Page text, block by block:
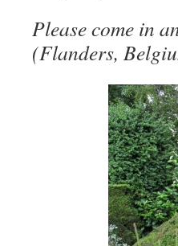
Please come in
(Flanders,